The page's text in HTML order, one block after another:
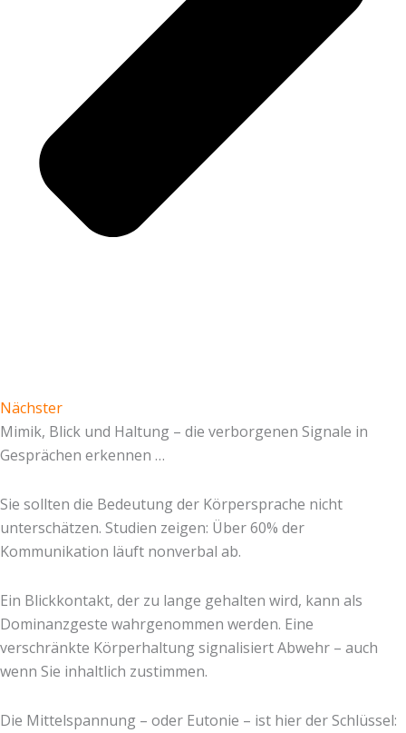
Nächster
Mimik, Blick und Haltung – die verborgenen Signale in
Gesprächen erkennen …
Sie sollten die Bedeutung der Körpersprache nicht
unterschätzen. Studien zeigen: Über 60% der
Kommunikation läuft nonverbal ab.
Ein Blickkontakt, der zu lange gehalten wird, kann als
Dominanzgeste wahrgenommen werden. Eine
verschränkte Körperhaltung signalisiert Abwehr – auch
wenn Sie inhaltlich zustimmen.
Die Mittelspannung – oder Eutonie – ist hier der Schlüssel: